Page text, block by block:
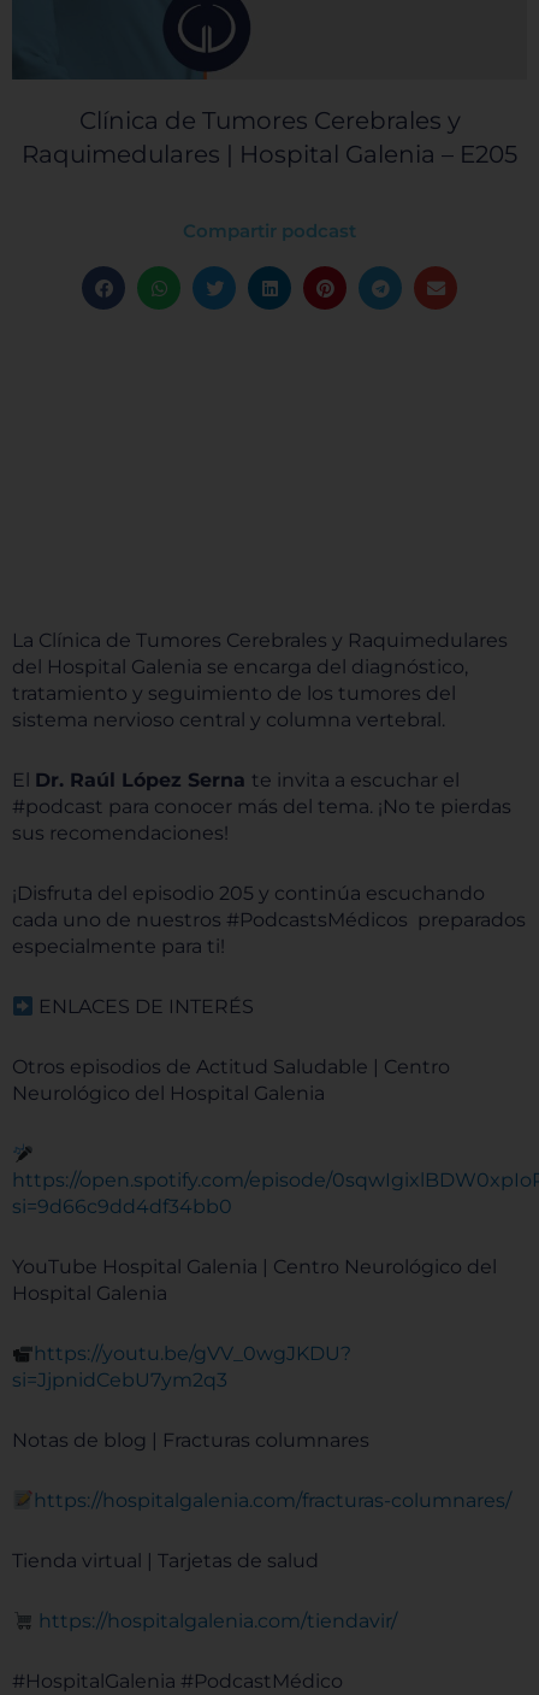
Clínica de Tumores Cerebrales y
Raquimedulares | Hospital Galenia – E205
Compartir podcast
La Clínica de Tumores Cerebrales y Raquimedulares
del Hospital Galenia se encarga del diagnóstico,
tratamiento y seguimiento de los tumores del
sistema nervioso central y columna vertebral.
El Dr. Raúl López Serna te invita a escuchar el
#podcast para conocer más del tema. ¡No te pierdas
sus recomendaciones!
¡Disfruta del episodio 205 y continúa escuchando
cada uno de nuestros #PodcastsMédicos preparados
especialmente para ti!
ENLACES DE INTERÉS
Otros episodios de Actitud Saludable | Centro
Neurológico del Hospital Galenia
⁠⁠https://open.spotify.com/episode/
si=9d66c9dd4df34bb0
YouTube Hospital Galenia | Centro Neurológico del
Hospital Galenia
https://youtu.be/gVV_0wgJKDU?
si=JjpnidCebU7ym2q3
Notas de blog | Fracturas columnares
⁠https://hospitalgalenia.com/fracturas-columnares/
Tienda virtual | Tarjetas de salud
⁠⁠⁠⁠⁠⁠⁠⁠https://hospitalgalenia.com/tiendavir/⁠⁠⁠⁠⁠⁠⁠⁠
#HospitalGalenia #PodcastMédico